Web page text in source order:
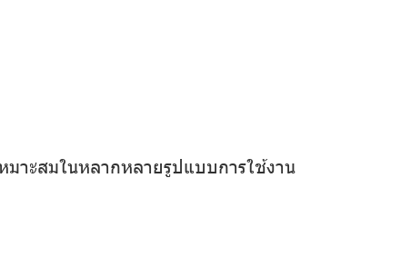
าะสมในหลากหลายรูปแบบการใช้งาน